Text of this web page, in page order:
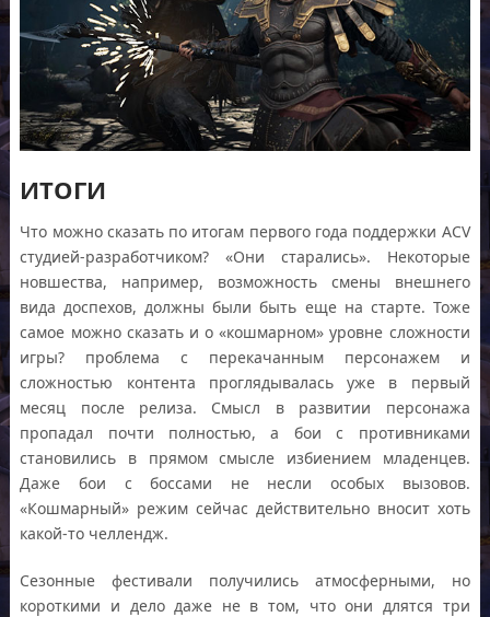
ИТОГИ
Что можно сказать по итогам первого года поддержки ACV
студией-разработчиком? «Они старались». Некоторые
новшества, например, возможность смены внешнего
вида доспехов, должны были быть еще на старте. Тоже
самое можно сказать и о «кошмарном» уровне сложности
игры? проблема с перекачанным персонажем и
сложностью контента проглядывалась уже в первый
месяц после релиза. Смысл в развитии персонажа
пропадал почти полностью, а бои с противниками
становились в прямом смысле избиением младенцев.
Даже бои с боссами не несли особых вызовов.
«Кошмарный» режим сейчас действительно вносит хоть
какой-то челлендж.
Сезонные фестивали получились атмосферными, но
короткими и дело даже не в том, что они длятся три